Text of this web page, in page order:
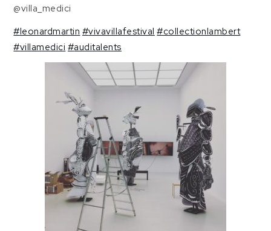
@villa_medici
#leonardmartin #vivavillafestival #collectionlambert
#villamedici #auditalents